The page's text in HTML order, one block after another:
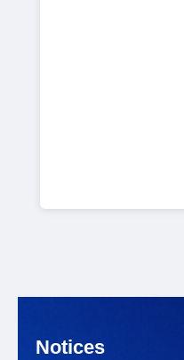
Notices